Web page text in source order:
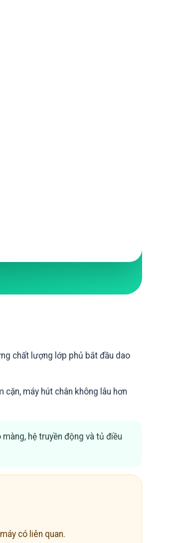
chất lượng lớp phủ bắt đầu dao
cặn, máy hút chân không lâu hơn
hệ truyền động và tủ điều
có liên quan.